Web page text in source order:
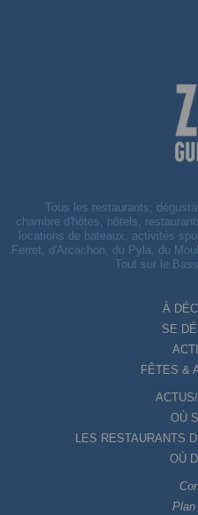
Tous les restaurants,
chambre d'hôtes, hôtels,
locations de bateaux, activités
Ferret, d'Arcachon, du Pyla, du
Tout sur le
À
SE
FÊTES &
OÙ
LES RESTAURANTS
OÙ
Plan